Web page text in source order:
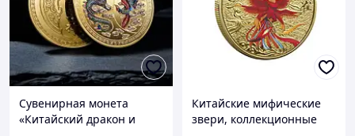
Сувенирная монета
«Китайский дракон и
Китайские мифические
звери, коллекционные